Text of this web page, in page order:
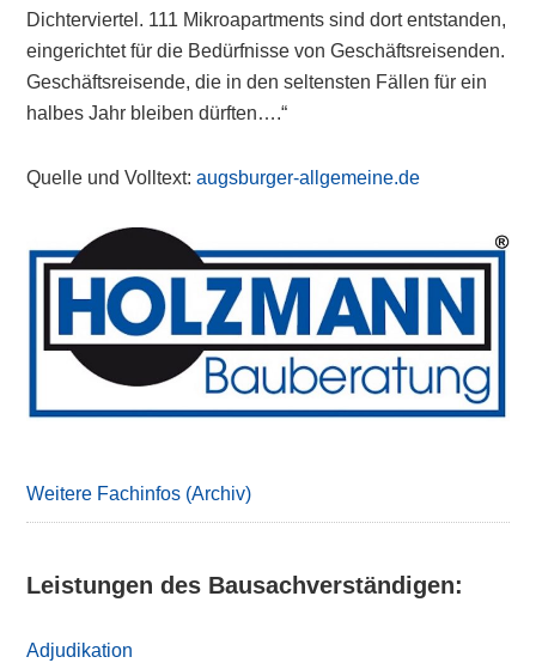
Dichterviertel. 111 Mikroapartments sind dort entstanden,
eingerichtet für die Bedürfnisse von Geschäftsreisenden.
Geschäftsreisende, die in den seltensten Fällen für ein
halbes Jahr bleiben dürften….“
Quelle und Volltext:augsburger-allgemeine.de
Primary
Sidebar
Weitere Fachinfos (Archiv)
Leistungen des Bausachverständigen:
Adjudikation